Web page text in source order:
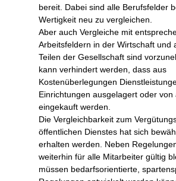
bereit. Dabei sind alle Berufsfelder
Wertigkeit neu zu vergleichen.
Aber auch Vergleiche mit
Arbeitsfeldern in der Wirtschaft und
Teilen der Gesellschaft sind
kann verhindert werden, dass aus
Kostenüberlegungen
Einrichtungen ausgelagert oder von
eingekauft werden.
Die Vergleichbarkeit zum
öffentlichen Dienstes hat sich
erhalten werden. Neben
weiterhin für alle Mitarbeiter gültig
müssen bedarfsorientierte,